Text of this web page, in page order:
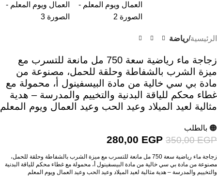
الرئيسية رياضة
زجاجة ماء رياضية سعة 750 مل مانعة للتسرب مع
ميزة الشرب بالشفاطة وحلقة للحمل، مصنوعة من
مادة بي سي خالية من مادة البيسفينول أ، محمولة مع
غطاء محكم للياقة البدنية والتخييم والمدرسة – هدية
مثالية لعيد الميلاد وعيد الحب وعيد العمال ويوم المعلم
🟠 بالطلب
350,00EGP
280,00 EGP
زجاجة ماء رياضية سعة 750 مل مانعة للتسرب مع ميزة الشرب بالشفاطة وحلقة للحمل،
مصنوعة من مادة بي سي خالية من مادة البيسفينول أ، محمولة مع غطاء محكم للياقة البدنية
والتخييم والمدرسة – هدية مثالية لعيد الميلاد وعيد الحب وعيد العمال ويوم المعلم